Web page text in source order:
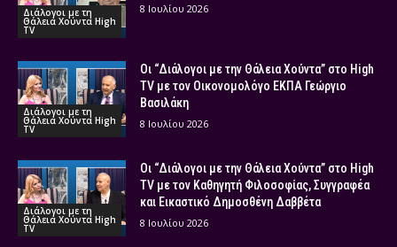
Διάλογοι με τη
Θάλεια Χούντα High
TV
8 Ιουλίου 2026
Διάλογοι με τη
Θάλεια Χούντα High
TV
Οι “Διάλογοι με την Θάλεια Χούντα” στο High
TV με τον Οικονομολόγο ΕΚΠΑ Γεώργιο
Βασιλάκη
8 Ιουλίου 2026
Διάλογοι με τη
Θάλεια Χούντα High
TV
Οι “Διάλογοι με την Θάλεια Χούντα” στο High
TV με τον Καθηγητή Φιλοσοφίας, Συγγραφέα
και Εικαστικό Δημοσθένη Δαββέτα
8 Ιουλίου 2026